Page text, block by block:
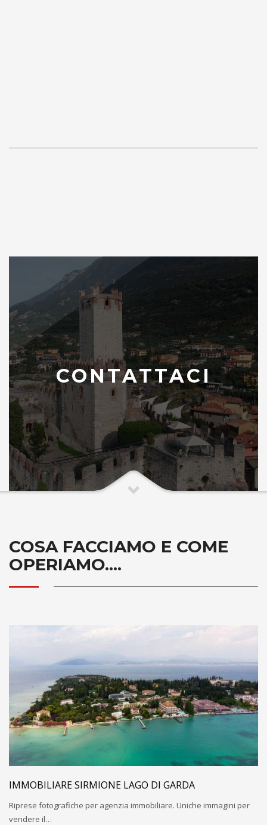
CONTATTACI
COSA FACCIAMO E COME
OPERIAMO....
IMMOBILIARE SIRMIONE LAGO DI GARDA
Riprese fotografiche per agenzia immobiliare. Uniche immagini per
vendere il…